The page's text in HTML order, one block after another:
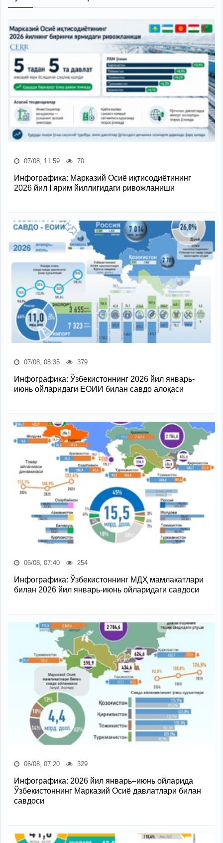
07/08, 11:59 70
Инфографика: Марказий Осиё иқтисодиётининг
2026 йил I ярим йиллигидаги ривожланиши
07/08, 08:35 379
Инфографика: Ўзбекистоннинг 2026 йил январь-
июнь ойларидаги ЕОИИ билан савдо алоқаси
06/08, 07:40 254
Инфографика: Ўзбекистоннинг МДҲ мамлакатлари
билан 2026 йил январь-июнь ойларидаги савдоси
06/08, 07:20 329
Инфографика: 2026 йил январь–июнь ойларида
Ўзбекистоннинг Марказий Осиё давлатлари билан
савдоси